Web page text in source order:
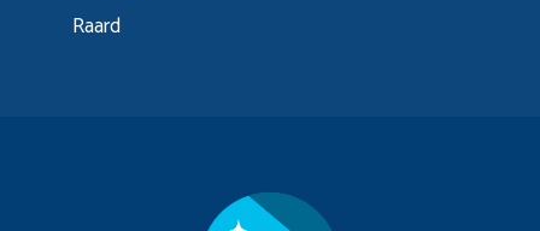
Raard